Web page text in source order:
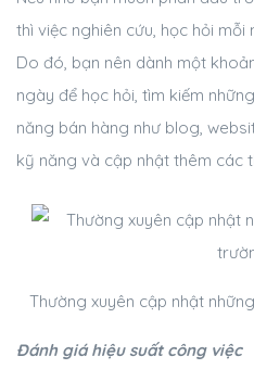
thì việc nghiên cứu, học hỏi
Do đó, bạn nên dành một
ngày để học hỏi, tìm kiếm
năng bán hàng như blog,
kỹ năng và cập nhật thêm các
Thường xuyên cập nhật
Đánh giá hiệu suất công việc